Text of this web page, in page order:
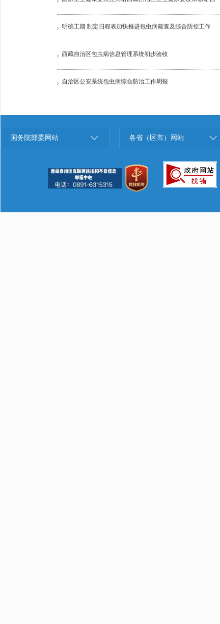
明确工期 制定日程表加快推进包虫病筛查及综合防控工作
西藏自治区包虫病信息管理系统初步验收
自治区公安系统包虫病综合防治工作周报
国务院部委网站 各省（区市）网站